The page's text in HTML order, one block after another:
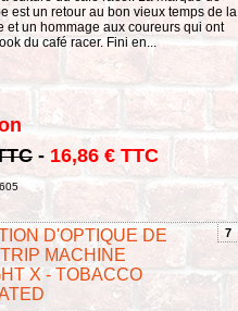
est un retour au bon vieux temps de la
et un hommage aux coureurs qui ont
du café racer. Fini en...
- 16,86 € TTC
7
D'OPTIQUE DE
MACHINE
X - TOBACCO